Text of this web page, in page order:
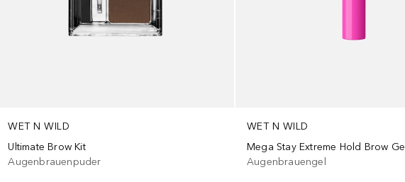
WET N WILD
Ultimate Brow Kit
Augenbrauenpuder
WET N WILD
Mega Stay Extreme Hold Brow Gel
Augenbrauengel